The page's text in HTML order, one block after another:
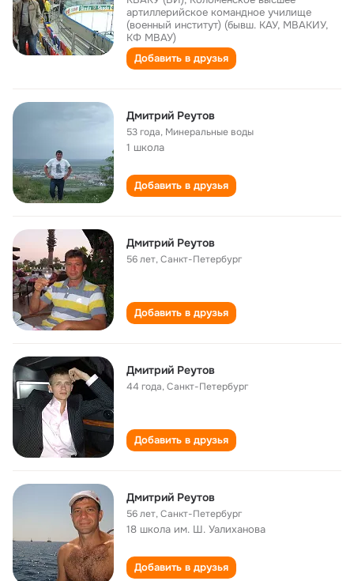
артиллерийское командное училище
(военный институт) (бывш. КАУ, МВАКИУ,
КФ МВАУ)
Добавить в друзья
Дмитрий Реутов
53 года, Минеральные воды
1 школа
Добавить в друзья
Дмитрий Реутов
56 лет,Санкт-Петербург
Добавить в друзья
Дмитрий Реутов
44 года,Санкт-Петербург
Добавить в друзья
Дмитрий Реутов
56 лет,Санкт-Петербург
18 школа им. Ш. Уалиханова
Добавить в друзья